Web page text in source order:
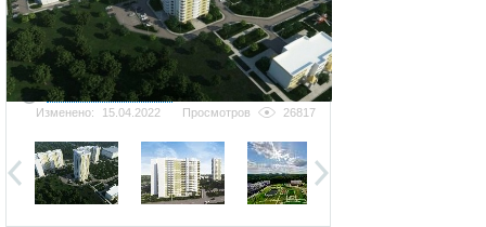
Добавить фотографию
Изменено:
15.04.2022 Просмотров 26817